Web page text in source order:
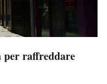
per raffreddare